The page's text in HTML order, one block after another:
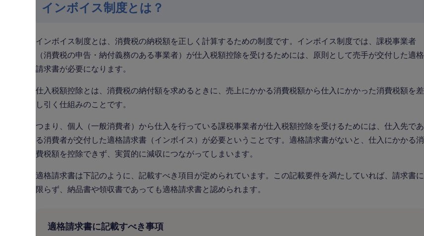
インボイス制度とは？
インボイス制度とは、消費税の納税額を正しく計算するための制度です。インボイス制度では、課税事業者
（消費税の申告・納付義務のある事業者）が仕入税額控除を受けるためには、原則として売手が交付した適格
請求書が必要になります。
仕入税額控除とは、消費税の納付額を求めるときに、売上にかかる消費税額から仕入にかかった消費税額を差
し引く仕組みのことです。
つまり、個人（一般消費者）から仕入を行っている課税事業者が仕入税額控除を受けるためには、仕入先であ
る消費者が交付した適格請求書（インボイス）が必要ということです。適格請求書がないと、仕入にかかる消
費税額を控除できず、実質的に減収につながってしまいます。
適格請求書は下記のように、記載すべき項目が定められています。この記載要件を満たしていれば、請求書に
限らず、納品書や領収書であっても適格請求書と認められます。
適格請求書に記載すべき事項